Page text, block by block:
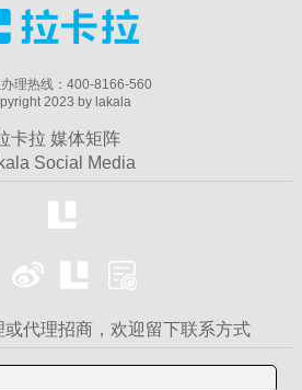
理热线：400-8166-560
2023 by lakala
卡拉 媒体矩阵
Social Media
代理招商，欢迎留下联系方式